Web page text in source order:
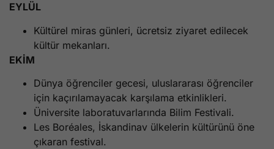
EYLÜL
Kültürel miras günleri, ücretsiz ziyaret edilecek
kültür mekanları.
EKİM
Dünya öğrenciler gecesi, uluslararası öğrenciler
için kaçırılamayacak karşılama etkinlikleri.
Üniversite laboratuvarlarında Bilim Festivali.
Les Boréales, İskandinav ülkelerin kültürünü öne
çıkaran festival.